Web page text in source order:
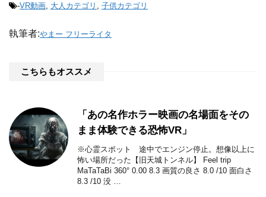
-VR動画 大人カテゴリ 子供カテゴリ
執筆者:やまー フリーライタ
こちらもオススメ
「あの名作ホラー映画の名場面をその
まま体験できる恐怖VR」
※心霊スポット 途中でエンジン停止。想像以上に
怖い場所だった【旧天城トンネル】 Feel trip
MaTaTaBi 360° 0.00 8.3 画質の良さ 8.0 /10 面白さ
8.3 /10 没 …